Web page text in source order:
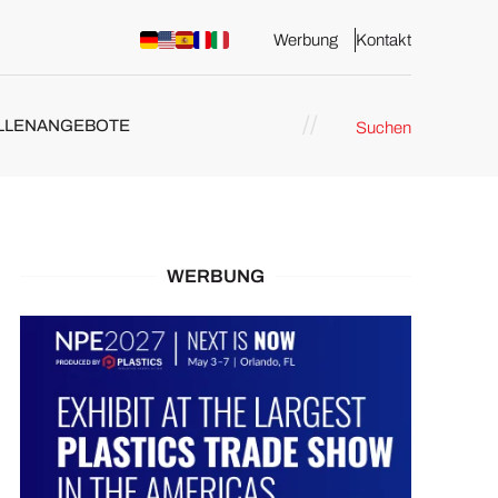
Werbung Kontakt
Suchen
WERBUNG